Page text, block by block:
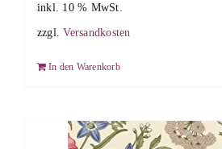
inkl. 10 % MwSt.
zzgl.Versandkosten
In den Warenkorb